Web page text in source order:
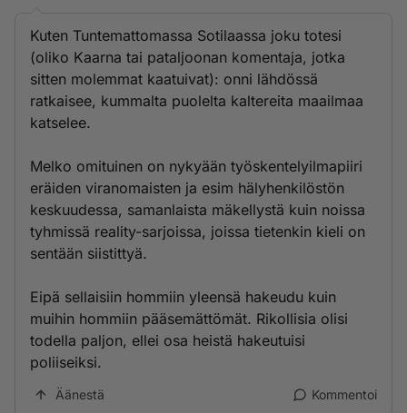
Kuten Tuntemattomassa Sotilaassa joku totesi
(oliko Kaarna tai pataljoonan komentaja, jotka
sitten molemmat kaatuivat): onni lähdössä
ratkaisee, kummalta puolelta kaltereita maailmaa
katselee.
Melko omituinen on nykyään työskentelyilmapiiri
eräiden viranomaisten ja esim hälyhenkilöstön
keskuudessa, samanlaista mäkellystä kuin noissa
tyhmissä reality-sarjoissa, joissa tietenkin kieli on
sentään siistittyä.
Eipä sellaisiin hommiin yleensä hakeudu kuin
muihin hommiin pääsemättömät. Rikollisia olisi
todella paljon, ellei osa heistä hakeutuisi
poliiseiksi.
Äänestä Kommentoi